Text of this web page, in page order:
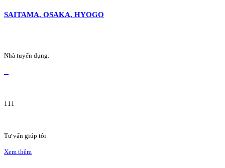
SAITAMA, OSAKA, HYOGO
Nhà tuyển dụng:
111
Tư vấn giúp tôi
Xem thêm